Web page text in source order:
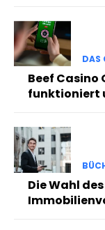
DAS
Beef Casino
funktioniert
Die Wahl